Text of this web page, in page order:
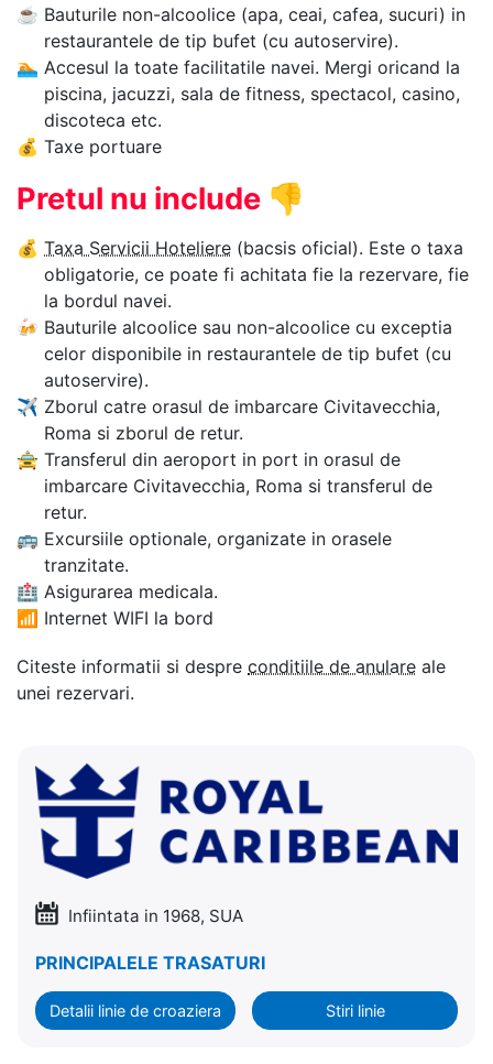
☕ Bauturile non-alcoolice (apa, ceai, cafea, sucuri) in
restaurantele de tip bufet (cu autoservire).
🏊‍ Accesul la toate facilitatile navei. Mergi oricand la
piscina, jacuzzi, sala de fitness, spectacol, casino,
discoteca etc.
💰 Taxe portuare
Pretul nu include 👎
💰 Taxa Servicii Hoteliere (bacsis oficial). Este o taxa
obligatorie, ce poate fi achitata fie la rezervare, fie
la bordul navei.
🍻 Bauturile alcoolice sau non-alcoolice cu exceptia
celor disponibile in restaurantele de tip bufet (cu
autoservire).
✈ Zborul catre orasul de imbarcare Civitavecchia,
Roma si zborul de retur.
🚖 Transferul din aeroport in port in orasul de
imbarcare Civitavecchia, Roma si transferul de
retur.
🚌 Excursiile optionale, organizate in orasele
tranzitate.
🏥 Asigurarea medicala.
📶 Internet WIFI la bord
Citeste informatii si despre conditiile de anulare ale
unei rezervari.
Infiintata in 1968, SUA
PRINCIPALELE TRASATURI
Detalii linie de croaziera Stiri linie